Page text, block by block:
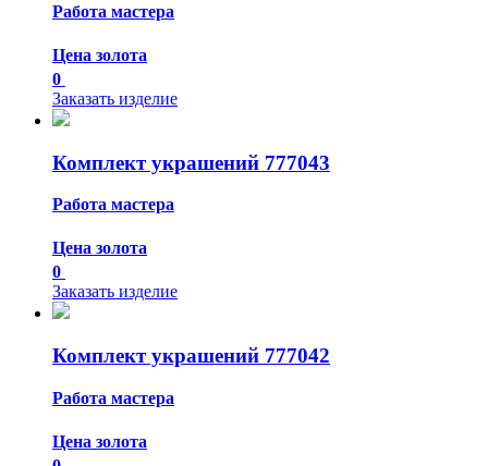
Работа мастера
Цена золота
0
Заказать изделие
Комплект украшений 777043
Работа мастера
Цена золота
0
Заказать изделие
Комплект украшений 777042
Работа мастера
Цена золота